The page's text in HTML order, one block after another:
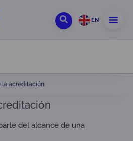
EN
la acreditación
del alcance de una